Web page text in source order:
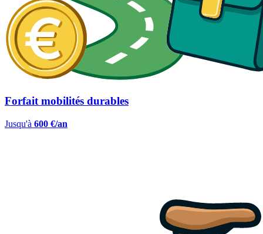
Forfait mobilités durables
Jusqu'à 600 €/an